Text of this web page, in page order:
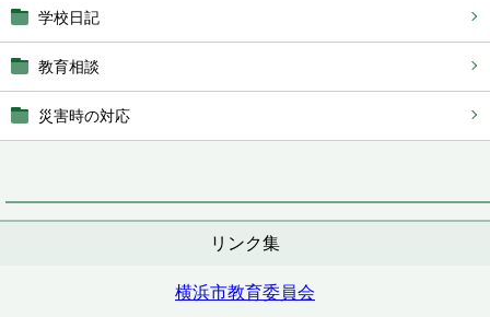
学校日記
教育相談
災害時の対応
リンク集
横浜市教育委員会